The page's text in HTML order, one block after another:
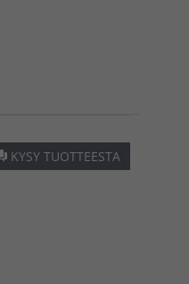
KYSY TUOTTEESTA